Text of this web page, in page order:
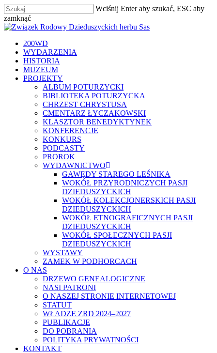
Skip
to
main
Wciśnij Enter aby szukać, ESC aby
zamknąć
Zamknij
szukaj
Menu
200WD
WYDARZENIA
HISTORIA
MUZEUM
PROJEKTY
ALBUM POTURZYCKI
BIBLIOTEKA POTURZYCKA
CHRZEST CHRYSTUSA
CMENTARZ ŁYCZAKOWSKI
KLASZTOR BENEDYKTYNEK
KONFERENCJE
KONKURS
PODCASTY
PROROK
WYDAWNICTWO
GAWĘDY STAREGO LEŚNIKA
WOKÓŁ PRZYRODNICZYCH PASJI
DZIEDUSZYCKICH
WOKÓŁ KOLEKCJONERSKICH PASJI
DZIEDUSZYCKICH
WOKÓŁ ETNOGRAFICZNYCH PASJI
DZIEDUSZYCKICH
WOKÓŁ SPOŁECZNYCH PASJI
DZIEDUSZYCKICH
WYSTAWY
ZAMEK W PODHORCACH
O NAS
DRZEWO GENEALOGICZNE
NASI PATRONI
O NASZEJ STRONIE INTERNETOWEJ
STATUT
WŁADZE ZRD 2024–2027
PUBLIKACJE
DO POBRANIA
POLITYKA PRYWATNOŚCI
KONTAKT